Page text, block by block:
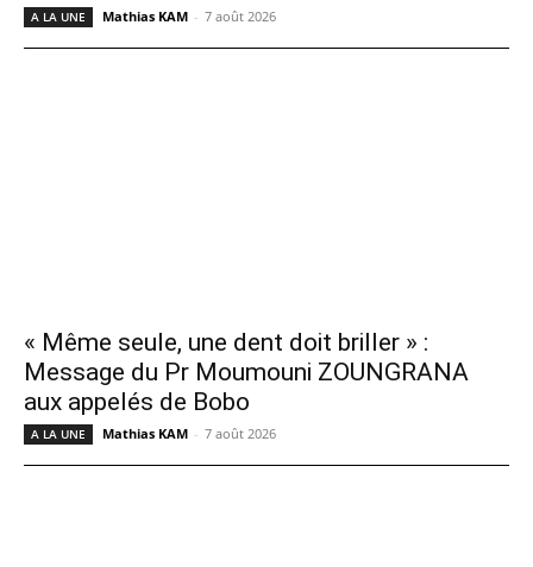
A LA UNE Mathias KAM - 7 août 2026
« Même seule, une dent doit briller » :
Message du Pr Moumouni ZOUNGRANA
aux appelés de Bobo
A LA UNE Mathias KAM - 7 août 2026